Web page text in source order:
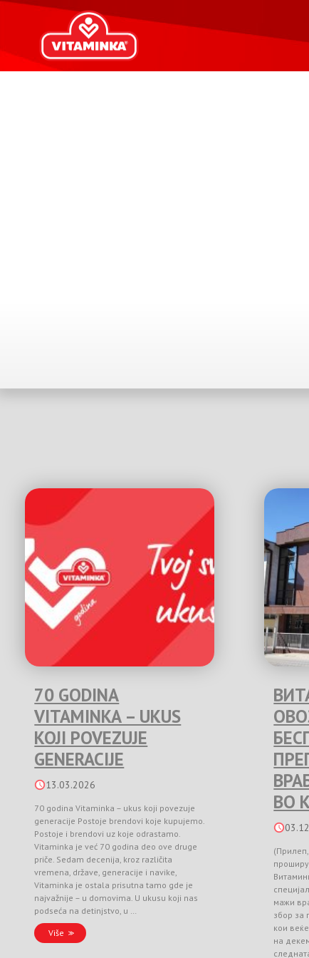
70 GODINA
VITAMINKA – UKUS
KOJI POVEZUJE
GENERACIJE
13.03.2026
70 godina Vitaminka – ukus koji povezuje
generacije Postoje brendovi koje kupujemo.
Postoje i brendovi uz koje odrastamo.
Vitaminka je već 70 godina deo ove druge
priče. Sedam decenija, kroz različita
vremena, države, generacije i navike,
Vitaminka je ostala prisutna tamo gde je
najvažnije – u domovima. U ukusu koji nas
podseća na detinjstvo, u …
Više
ВО
мажи
збор за
кои
на